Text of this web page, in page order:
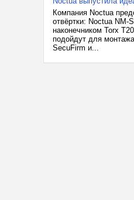
Компания Noctua
отвёртки: Noctua NM-
наконечником Torx
подойдут для
SecuFirm и...